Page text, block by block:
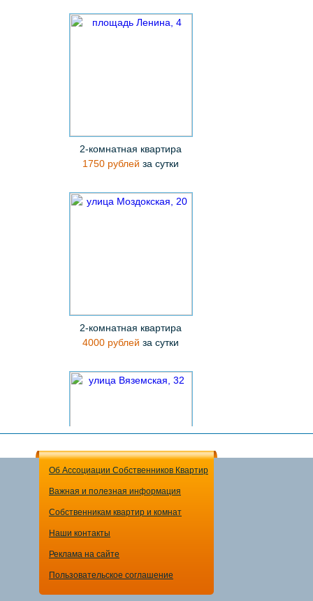
2-комнатная квартира
1750 рублей за сутки
2-комнатная квартира
4000 рублей за сутки
Об Ассоциации Собственников Квартир
Важная и полезная информация
Собственникам квартир и комнат
Наши контакты
Реклама на сайте
Пользовательское соглашение